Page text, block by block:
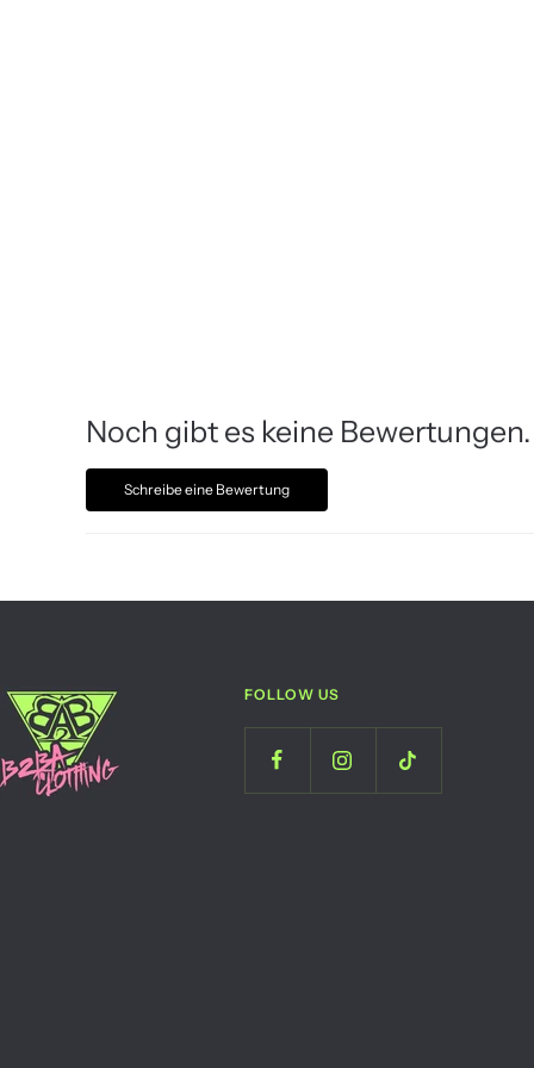
Noch gibt es keine
Schreibe eine Bewertung
FOLLOW US